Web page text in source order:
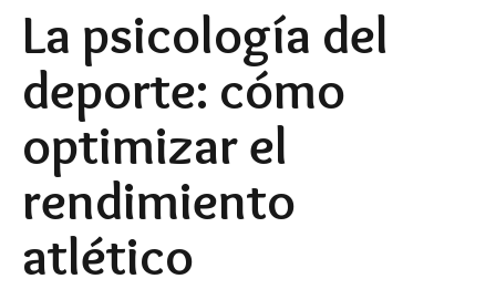
La psicología del
deporte: cómo
optimizar el
rendimiento
atlético